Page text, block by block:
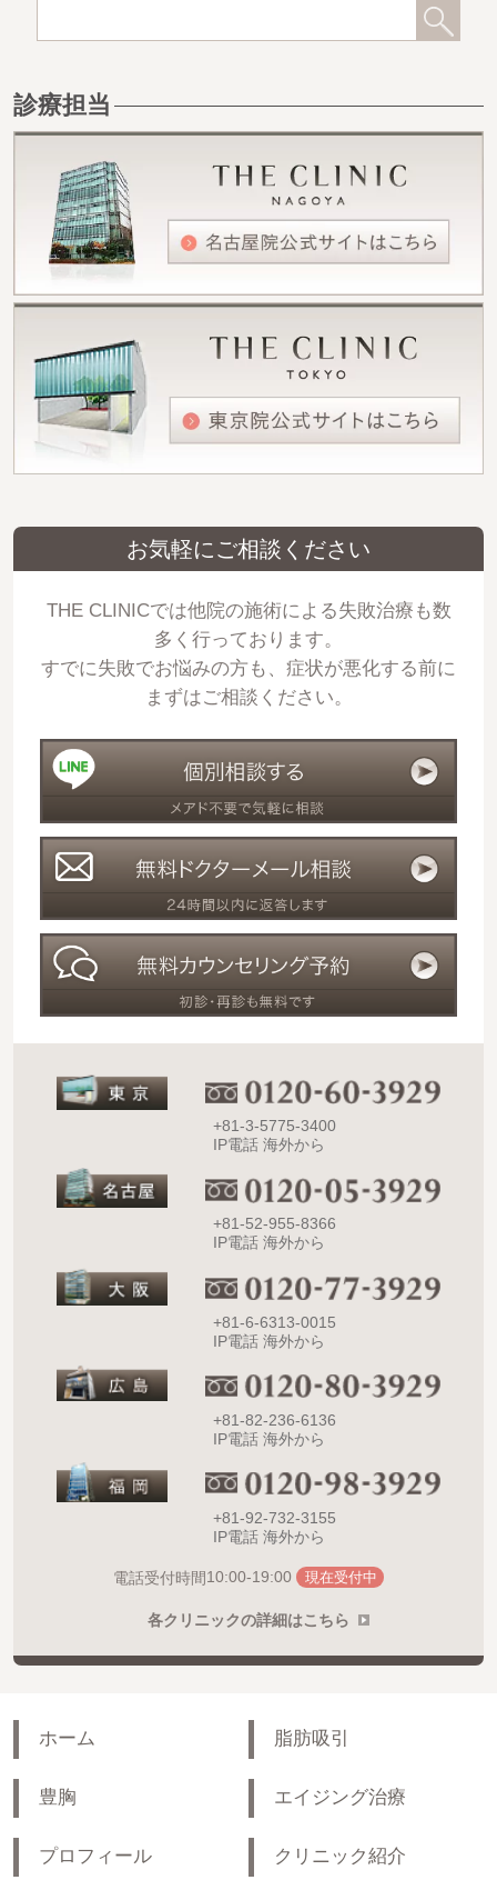
診療担当
お気軽にご相談ください
THE CLINICでは他院の施術による失敗治療も数
多く行っております。
すでに失敗でお悩みの方も、症状が悪化する前に
まずはご相談ください。
+81-3-5775-3400
IP電話 海外から
+81-52-955-8366
IP電話 海外から
+81-6-6313-0015
IP電話 海外から
+81-82-236-6136
IP電話 海外から
+81-92-732-3155
IP電話 海外から
電話受付時間10:00-19:00 現在受付中
各クリニックの詳細はこちら
ホーム 脂肪吸引
豊胸 エイジング治療
プロフィール クリニック紹介